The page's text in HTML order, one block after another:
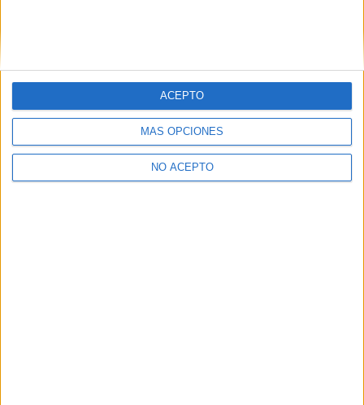
MÁS OPCIONES
NO ACEPTO
ACEPTO
Y como regalo de agradecimiento, por registrarte te daremos
gratis una copia de nuestro ebook con 100 consejos para tu
primer año de universidad